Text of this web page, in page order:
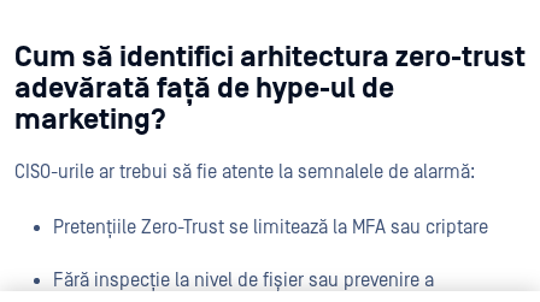
Cum să identifici arhitectura zero-trust
adevărată față de hype-ul de
marketing?
CISO-urile ar trebui să fie atente la semnalele de alarmă:
Pretențiile Zero-Trust se limitează la MFA sau criptare
Fără inspecție la nivel de fișier sau prevenire a